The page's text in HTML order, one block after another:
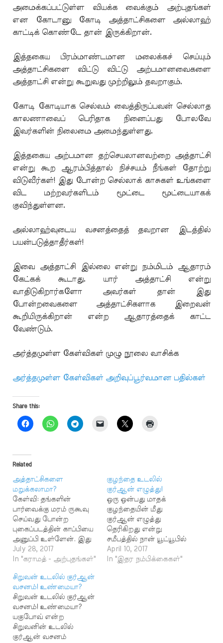
அமைக்கப்பட்டுள்ள வியக்க வைக்கும் அற்புதங்கள்
என கோடானு கோடி அத்தாட்சிகளை அல்லாஹ்
காட்டிக் கொண்டே தான் இருக்கிறான்.
இத்தகைய பிரம்மாண்டமான மலைக்கச் செய்யும்
அத்தாட்சிகளை விட்டு விட்டு அற்பமானவைகளை
அத்தாட்சி என்று கூறுவது முற்றிலும் தவறாகும்.
கோடி கோடியாக செல்வம் வைத்திருப்பவன் செல்லாத
காலணாவைப் பெரிதாக நினைப்பது போலவே
இவர்களின் நிலைமை அமைந்துள்ளது.
இத்தகைய அற்பமான தற்செயலானவற்றை அத்தாட்சி
என்று கூற ஆரம்பித்தால் நிச்சயம் நீங்கள் தோற்று
விடுவீர்கள்! இது போன்ற செல்லாக் காசுகள் உங்களை
விட மற்றவர்களிடம் மூட்டை மூட்டையாகக்
குவிந்துள்ளன.
அல்லாஹ்வுடைய வசனத்தைத் தவறான இடத்தில்
பயன்படுத்தாதீர்கள்!
இவை அத்தாட்சி இல்லை என்று நம்மிடம் ஆதாரம்
கேட்கக் கூடாது. யார் அத்தாட்சி என்று
வாதிடுகிறார்களோ அவர்கள் தான் இது
போன்றவைகளை அத்தாட்சிகளாக இறைவன்
கூறியிருக்கிறான் என்ற ஆதாரத்தைக் காட்ட
வேண்டும்.
அர்த்தமுள்ள கேள்விகள் முழு நூலை வாசிக்க
அர்த்தமுள்ள கேள்விகள் அறிவுப்பூர்வமான பதில்கள்
Share this:
Related
அத்தாட்சிகளை
மறுக்கலாமா?
கேள்வி: தங்களின்
பார்வைக்கு மரம் ருகூவு
செய்வது போன்ற
புகைப்படத்தின் காப்பியை
அனுப்பி உள்ளேன். இது
போன்ற வேறு சில
புகைப்படங்களும் கை
வயிற்றில் அல்லாஹ்
என்றும், முஹம்மது
என்றும்
எழுதப்பட்டுள்ளது.
மேலும் ஜெர்மன் நாட்டில்
ஒரு மரத்தில் (லாயிலாஹ
இல்லல்லாஹ்) என்ற
July 28, 2017
In "கராமத் - அற்புதங்கள்"
குழந்தை உடலில்
குர்ஆன் எழுத்து!
ஒரு ஒன்பது மாதக்
குழந்தையின் மீது
குர்ஆன் எழுத்து
தெரிகிறது என்று
சமீபத்தில் நான் யூட்யூபில்
நான் பார்த்தேன்.
இக்குழந்தையின்
April 10, 2017
In "இதர நம்பிக்கைகள்"
சிறுவன் உடலில் குர்ஆன்
வசனம்! உண்மையா?
சிறுவன் உடலில் குர்ஆன்
வசனம்! உண்மையா?
யகுபோவ் என்ற
சிறுவனின் உடலில்
குர்ஆன் வசனம்